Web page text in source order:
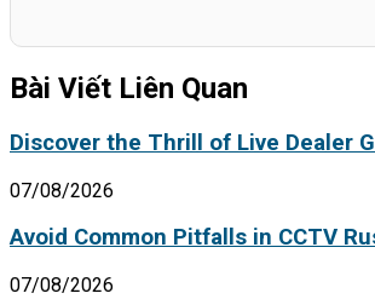
Bài Viết Liên Quan
Discover the Thrill of Live Dealer
07/08/2026
Avoid Common Pitfalls in CCTV
07/08/2026